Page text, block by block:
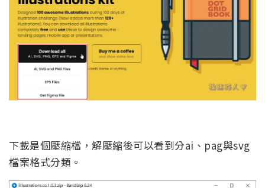
下載是個壓縮檔，解壓縮後可以看到分ai、pag與svg
檔案格式分類。